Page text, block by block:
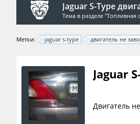
Jaguar S-Type
Тема в разделе "Топливная
Метки: jaguar s-type двигатель не
Jaguar
Двигатель